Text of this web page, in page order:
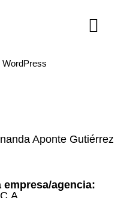
WordPress
Aponte Gutiérrez
agencia: